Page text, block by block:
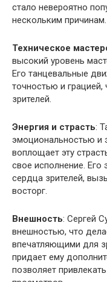
стало невероятно
нескольким причинам.
Техническое
высокий уровень
Его танцевальные
точностью и
зрителей.
Энергия и страсть:
эмоциональностью и
воплощает эту
свое исполнение. Его
сердца зрителей,
восторг.
Внешность: Сергей
внешностью, что
впечатляющими для
придает ему
позволяет